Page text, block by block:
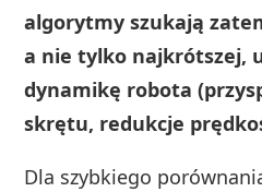
algorytmy szukają
a nie tylko najkrótszej,
dynamikę robota
skrętu, redukcje
Dla szybkiego